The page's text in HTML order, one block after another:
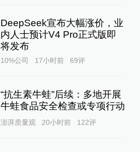
DeepSeek宣布大幅涨价，业
内人士预计V4 Pro正式版即
将发布
10%公司 17小时前 69评
“抗生素牛蛙”后续：多地开展
牛蛙食品安全检查或专项行动
澎湃质量观 20小时前 122评